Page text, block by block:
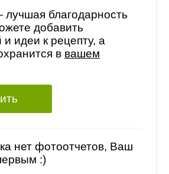
благодарность
добавить
идеи к рецепту, а
в вашем
нет фотоотчетов, Ваш
:)